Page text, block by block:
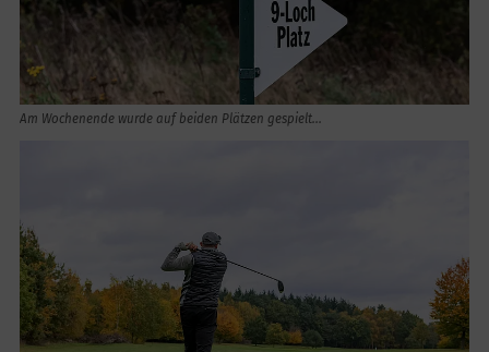
Am Wochenende wurde auf beiden Plätzen gespielt...